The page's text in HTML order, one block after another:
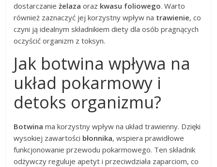
dostarczanieżelaza oraz kwasu foliowego. Warto
również zaznaczyć jej korzystny wpływ na trawienie, co
czyni ją idealnym składnikiem diety dla osób pragnących
oczyścić organizm z toksyn.
Jak botwina wpływa na
układ pokarmowy i
detoks organizmu?
Botwina ma korzystny wpływ na układ trawienny. Dzięki
wysokiej zawartości błonnika, wspiera prawidłowe
funkcjonowanie przewodu pokarmowego. Ten składnik
odżywczy reguluje apetyt i przeciwdziała zaparciom, co